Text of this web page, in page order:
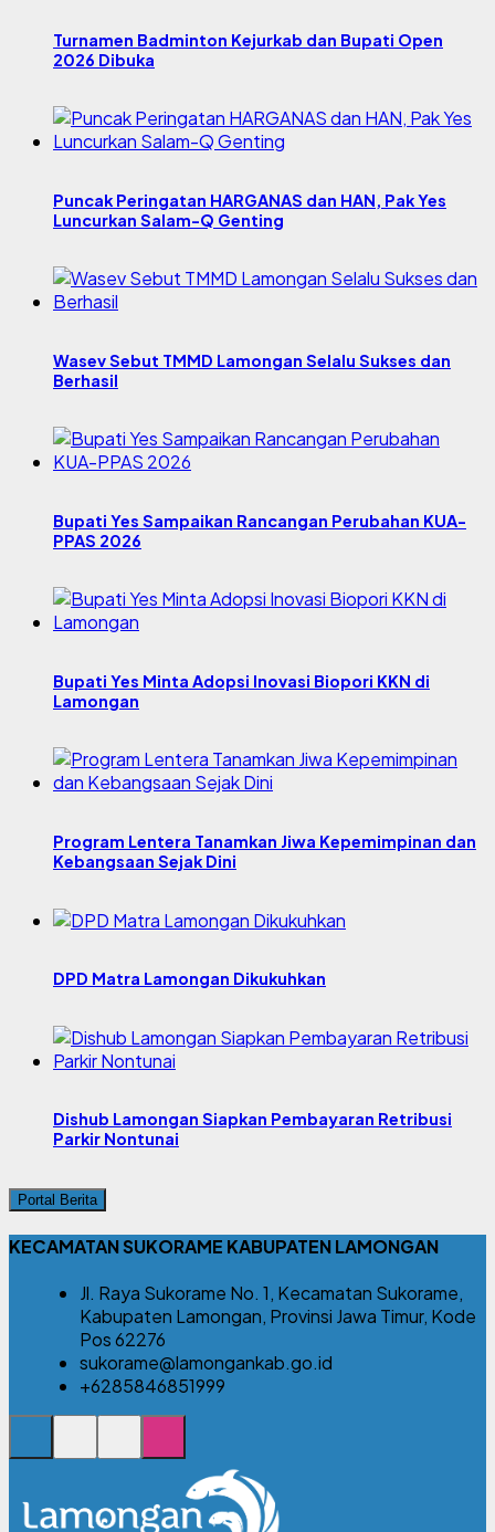
Turnamen Badminton Kejurkab dan Bupati Open
2026 Dibuka
Puncak Peringatan HARGANAS dan HAN, Pak Yes
Luncurkan Salam-Q Genting
Wasev Sebut TMMD Lamongan Selalu Sukses dan
Berhasil
Bupati Yes Sampaikan Rancangan Perubahan KUA-
PPAS 2026
Bupati Yes Minta Adopsi Inovasi Biopori KKN di
Lamongan
Program Lentera Tanamkan Jiwa Kepemimpinan dan
Kebangsaan Sejak Dini
DPD Matra Lamongan Dikukuhkan
Dishub Lamongan Siapkan Pembayaran Retribusi
Parkir Nontunai
Portal Berita
KECAMATAN SUKORAME KABUPATEN LAMONGAN
Jl. Raya Sukorame No. 1, Kecamatan Sukorame,
Kabupaten Lamongan, Provinsi Jawa Timur, Kode
Pos 62276
sukorame@lamongankab.go.id
+6285846851999